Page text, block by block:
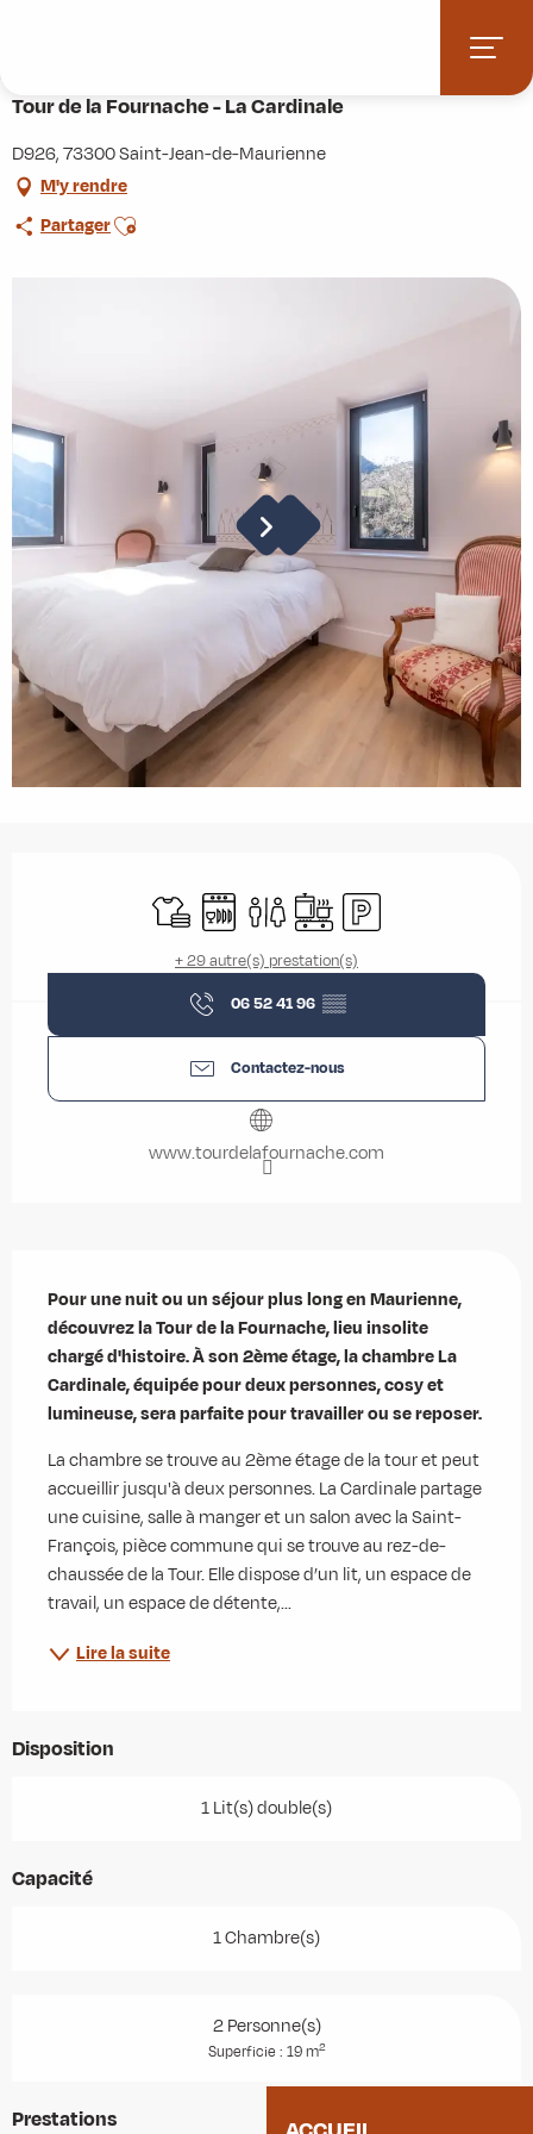
principal
Tour de la Fournache - La Cardinale
D926, 73300 Saint-Jean-de-Maurienne
M'y rendre
PartagerAjouter aux favoris
Draps et linge
Lave vaisselle
ToilettesPlaque de cuisson
Parking
+ 29 autre(s) prestation(s)
06 52 41 96 ▒▒
Contactez-nous
www.tourdelafournache.com
Pour une nuit ou un séjour plus long en Maurienne,
découvrez la Tour de la Fournache, lieu insolite
chargé d'histoire. À son 2ème étage, la chambre La
Cardinale, équipée pour deux personnes, cosy et
lumineuse, sera parfaite pour travailler ou se reposer.
La chambre se trouve au 2ème étage de la tour et peut
accueillir jusqu'à deux personnes. La Cardinale partage
une cuisine, salle à manger et un salon avec la Saint-
François, pièce commune qui se trouve au rez-de-
chaussée de la Tour. Elle dispose d’un lit, un espace de
travail, un espace de détente,...
Lire la suite
Disposition
1 Lit(s) double(s)
Capacité
1 Chambre(s)
2 Personne(s)
Superficie : 19 m2
Prestations